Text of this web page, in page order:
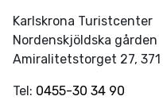
Karlskrona Turistcenter
Nordenskjöldska gården
Amiralitetstorget 27, 371
Tel: 0455-30 34 90